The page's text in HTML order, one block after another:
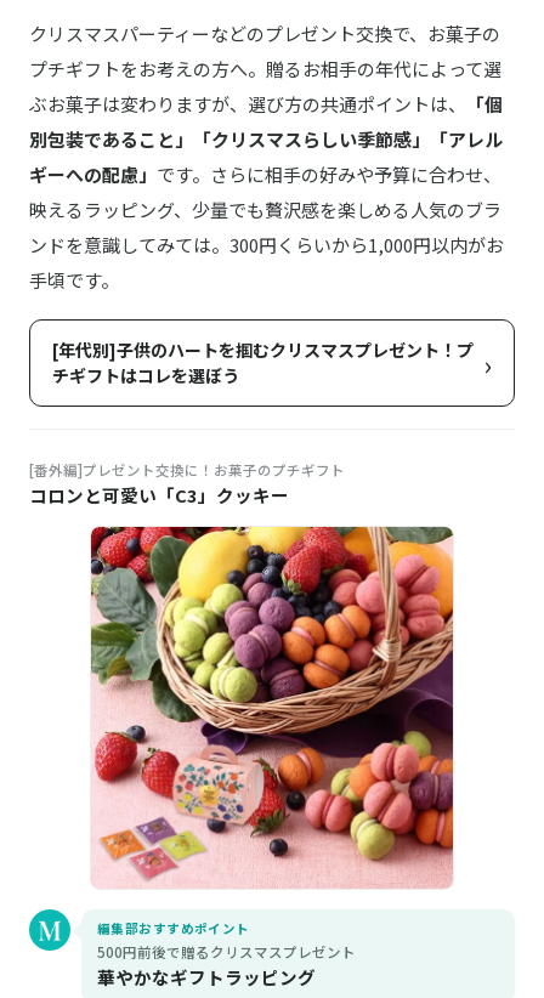
クリスマスパーティーなどのプレゼント交換で、お菓子の
プチギフトをお考えの方へ。贈るお相手の年代によって選
ぶお菓子は変わりますが、選び方の共通ポイントは、
「個
別包装であること」「クリスマスらしい季節感」「アレル
ギーへの配慮」 です。さらに相手の好みや予算に合わせ、
映えるラッピング、少量でも贅沢感を楽しめる人気のブラ
ンドを意識してみては。300円くらいから1,000円以内がお
手頃です。
[年代別]子供のハートを掴むクリスマスプレゼント！プ
チギフトはコレを選ぼう
›
[番外編]プレゼント交換に！お菓子のプチギフト
コロンと可愛い「C3」クッキー
編集部おすすめポイント
500円前後で贈るクリスマスプレゼント
華やかなギフトラッピング